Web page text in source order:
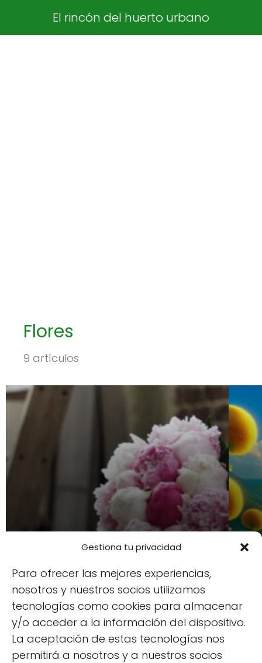
Gestiona tu privacidad
Para ofrecer las mejores experiencias,
nosotros y nuestros socios utilizamos
tecnologías como cookies para almacenar
y/o acceder a la información del dispositivo.
La aceptación de estas tecnologías nos
permitirá a nosotros y a nuestros socios
El rincón del huerto urbano
Flores
9 artículos
Peonias: significado y
simbología